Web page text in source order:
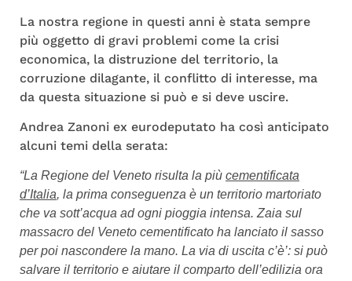
La nostra regione in questi anni è stata sempre
più oggetto di gravi problemi come la crisi
economica, la distruzione del territorio, la
corruzione dilagante, il conflitto di interesse, ma
da questa situazione si può e si deve uscire.
Andrea Zanoni ex eurodeputato ha così anticipato
alcuni temi della serata:
“La Regione del Veneto risulta la più cementificata
d’Italia, la prima conseguenza è un territorio martoriato
che va sott’acqua ad ogni pioggia intensa. Zaia sul
massacro del Veneto cementificato ha lanciato il sasso
per poi nascondere la mano. La via di uscita c’è’: si può
salvare il territorio e aiutare il comparto dell’edilizia ora